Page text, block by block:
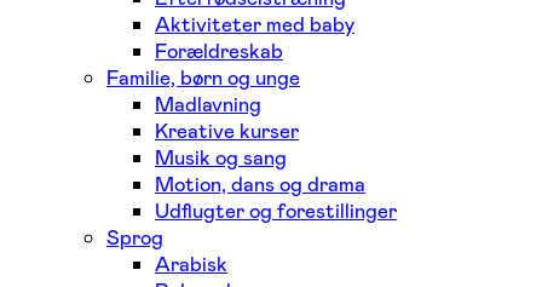
Aktiviteter med baby
Forældreskab
Familie, børn og unge
Madlavning
Kreative kurser
Musik og sang
Motion, dans og drama
Udflugter og forestillinger
Sprog
Arabisk